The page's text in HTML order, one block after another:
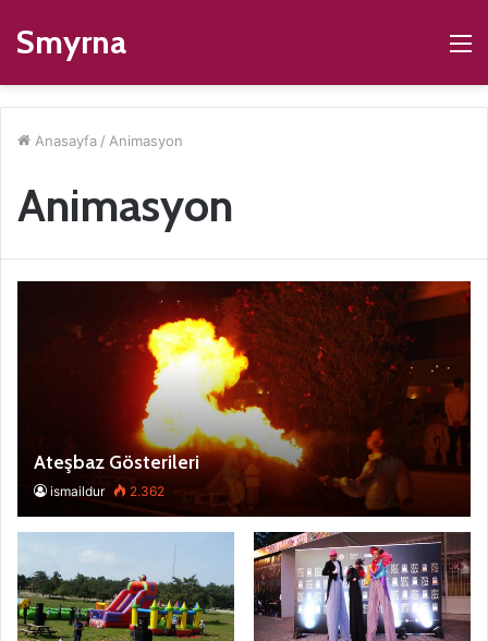
Smyrna
Anasayfa / Animasyon
Animasyon
Ateşbaz Gösterileri
ismaildur 2.362